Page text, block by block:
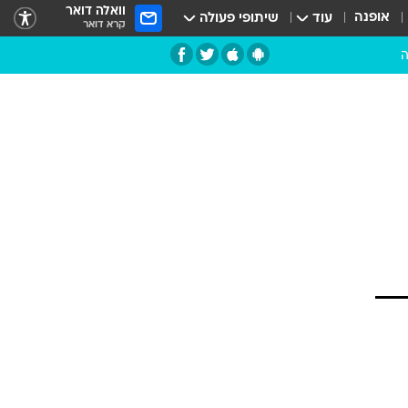
אופנה עוד שיתופי פעולה וואלה דואר
קרא דואר